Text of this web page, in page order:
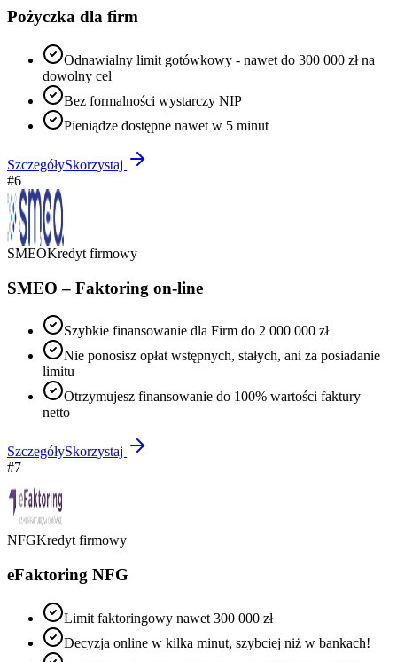
Pożyczka dla firm
Odnawialny limit gotówkowy - nawet do 300 000 zł na
dowolny cel
Bez formalności wystarczy NIP
Pieniądze dostępne nawet w 5 minut
SzczegółySkorzystaj
#6
SMEOKredyt firmowy
SMEO – Faktoring on-line
Szybkie finansowanie dla Firm do 2 000 000 zł
Nie ponosisz opłat wstępnych, stałych, ani za posiadanie
limitu
Otrzymujesz finansowanie do 100% wartości faktury
netto
SzczegółySkorzystaj
#7
NFGKredyt firmowy
eFaktoring NFG
Limit faktoringowy nawet 300 000 zł
Decyzja online w kilka minut, szybciej niż w bankach!